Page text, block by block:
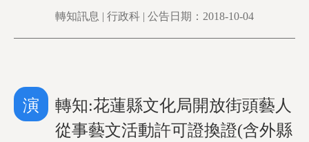
轉知訊息 | 行政科 | 公告日期：2018-10-04
演
轉知:花蓮縣文化局開放街頭藝人
從事藝文活動許可證換證(含外縣